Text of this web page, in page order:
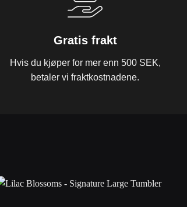
Gratis frakt
Hvis du kjøper for mer enn 500 SEK,
betaler vi fraktkostnadene.